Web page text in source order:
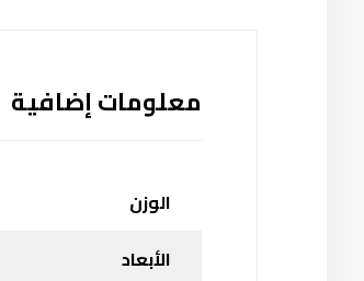
معلومات إضافية
الوزن
الأبعاد